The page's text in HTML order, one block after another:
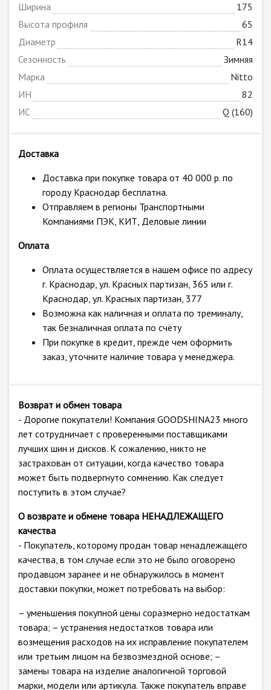
Ширина
175
Высота профиля
65
Диаметр
R14
Сезонность
Зимняя
Марка
Nitto
ИН
82
ИС
Q (160)
Доставка
Доставка при покупке товара от 40 000 р. по
городу Краснодар бесплатна.
Отправляем в регионы Транспортными
Компаниями ПЭК, КИТ, Деловые линии
Оплата
Оплата осуществляется в нашем офисе по адресу
г. Краснодар, ул. Красных партизан, 365 или г.
Краснодар, ул. Красных партизан, 377
Возможна как наличная и оплата по треминалу,
так безналичная оплата по счёту
При покупке в кредит, прежде чем оформить
заказ, уточните наличие товара у менеджера.
Возврат и обмен товара
- Дорогие покупатели! Компания GOODSHINA23 много
лет сотрудничает с проверенными поставщиками
лучших шин и дисков. К сожалению, никто не
застрахован от ситуации, когда качество товара
может быть подвергнуто сомнению. Как следует
поступить в этом случае?
О возврате и обмене товара НЕНАДЛЕЖАЩЕГО
качества
- Покупатель, которому продан товар ненадлежащего
качества, в том случае если это не было оговорено
продавцом заранее и не обнаружилось в момент
доставки покупки, может потребовать на выбор:
– уменьшения покупной цены соразмерно недостаткам
товара; – устранения недостатков товара или
возмещения расходов на их исправление покупателем
или третьим лицом на безвозмездной основе; –
замены товара на изделие аналогичной торговой
марки, модели или артикула. Также покупатель вправе